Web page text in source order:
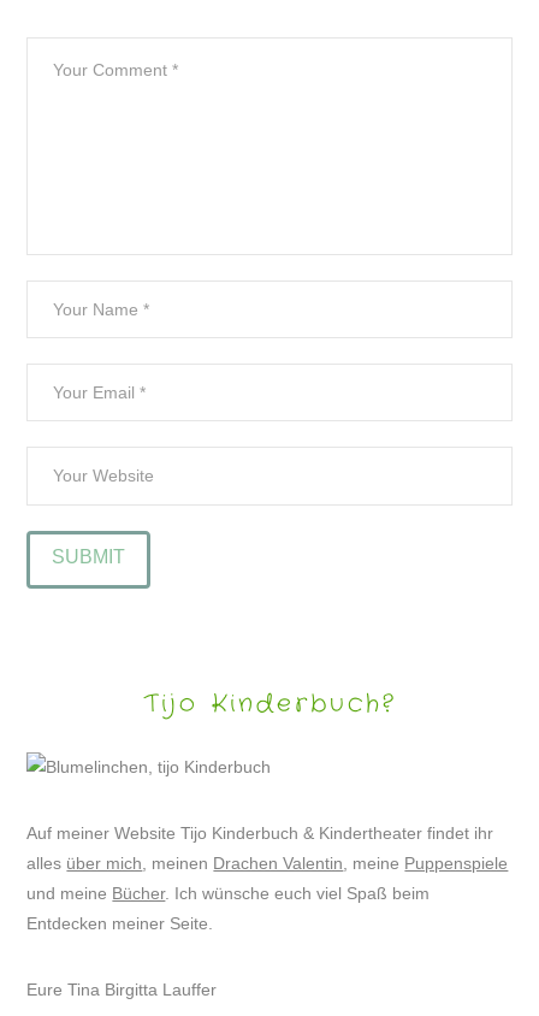
Tijo Kinderbuch?
Auf meiner Website Tijo Kinderbuch & Kindertheater findet ihr
alles über mich , meinen Drachen Valentin , meine Puppenspiele
und meine Bücher. Ich wünsche euch viel Spaß beim
Entdecken meiner Seite.
Eure Tina Birgitta Lauffer